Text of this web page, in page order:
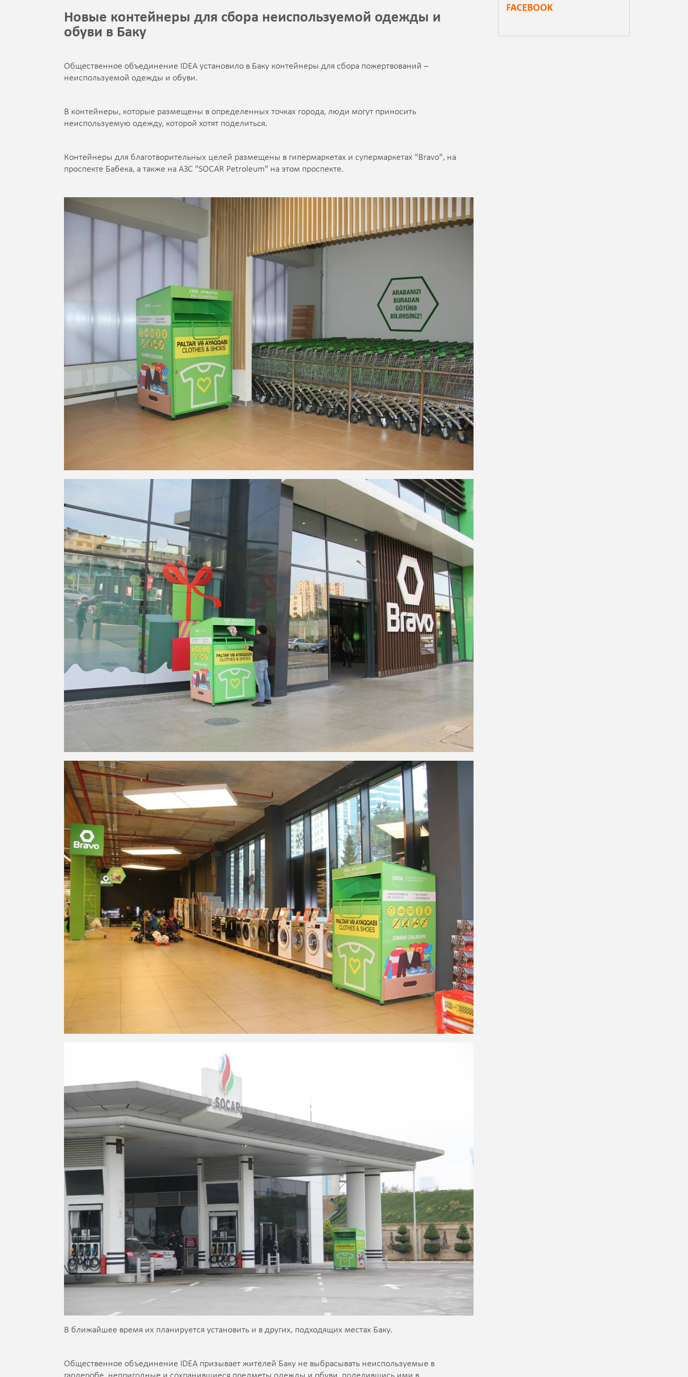
Новые контейнеры для сбора неиспользуемой одежды и
обуви в Баку
Общественное объединение IDEA установило в Баку контейнеры для сбора пожертвований –
неиспользуемой одежды и обуви.
В контейнеры, которые размещены в определенных точках города, люди могут приносить
неиспользуемую одежду, которой хотят поделиться.
Контейнеры для благотворительных целей размещены в гипермаркетах и супермаркетах "Bravo", на
проспекте Бабека, а также на АЗС "SOCAR Petroleum" на этом проспекте.
В ближайшее время их планируется установить и в других, подходящих местах Баку.
Общественное объединение IDEA призывает жителей Баку не выбрасывать неиспользуемые в
FACEBOOK